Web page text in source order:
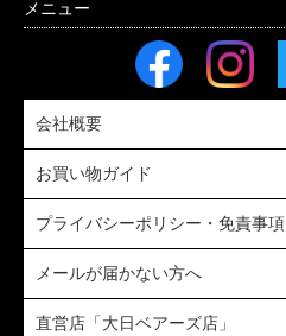
会社概要
お買い物ガイド
プライバシーポリシー・免責事項
メールが届かない方へ
直営店「大日ベアーズ店」